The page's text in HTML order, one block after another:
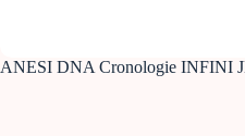
ANESI DNA Cronologie INFINI